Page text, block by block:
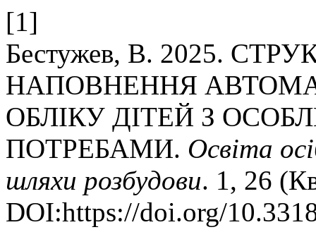
[1]
Бестужев, В. 2025.
НАПОВНЕННЯ
ОБЛІКУ ДІТЕЙ З
ПОТРЕБАМИ. Освіта
шляхи розбудови. 1, 26
DOI:https://doi.org/